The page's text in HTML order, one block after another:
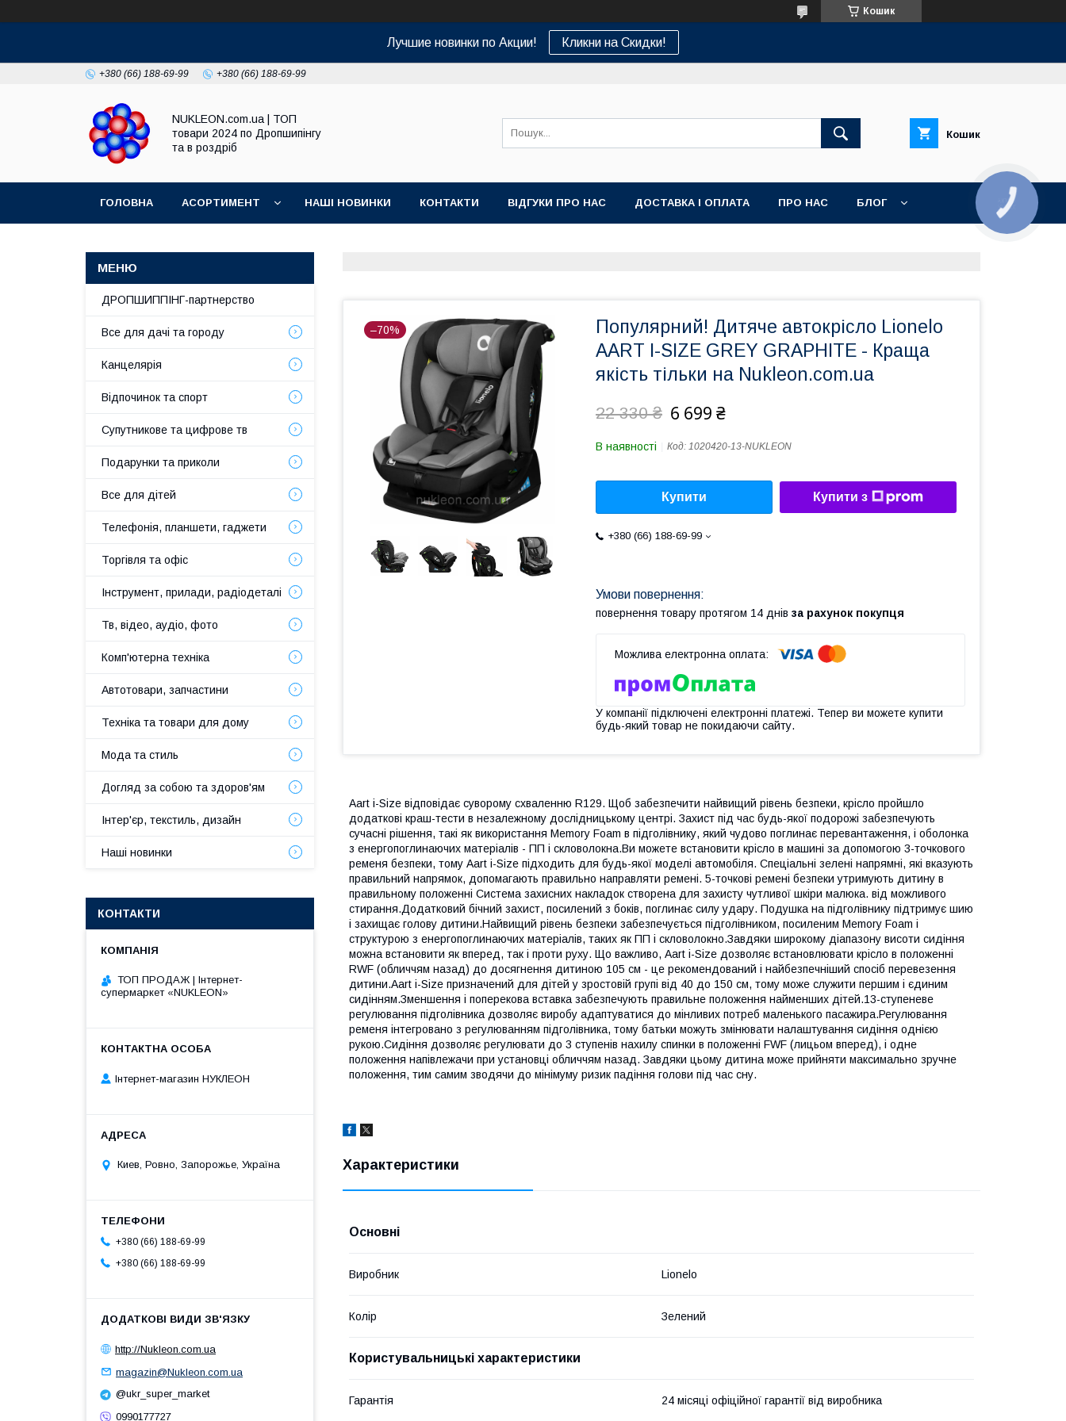
Кошик
Лучшие новинки по Акции! Кликни на Скидки!
+380 (66) 188-69-99 +380 (66) 188-69-99
NUKLEON.com.ua | ТОП
товари 2024 по Дропшипінгу
та в роздріб
Кошик
ГОЛОВНА АСОРТИМЕНТ НАШІ НОВИНКИ КОНТАКТИ ВІДГУКИ ПРО НАС ДОСТАВКА І ОПЛАТА ПРО НАС БЛОГ
–70%
Популярний! Дитяче автокрісло Lionelo
AART I-SIZE GREY GRAPHITE - Краща
якість тільки на Nukleon.com.ua
22 330 ₴ 6 699 ₴
В наявності Код: 1020420-13-NUKLEON
Купити Купити з
+380 (66) 188-69-99
повернення товару протягом 14 днів за рахунок покупця
У компанії підключені електронні платежі. Тепер ви можете купити
будь-який товар не покидаючи сайту.
Aart i-Size відповідає суворому схваленню R129. Щоб забезпечити найвищий рівень безпеки, крісло пройшло
додаткові краш-тести в незалежному дослідницькому центрі. Захист під час будь-якої подорожі забезпечують
сучасні рішення, такі як використання Memory Foam в підголівнику, який чудово поглинає перевантаження, і оболонка
з енергопоглинаючих матеріалів - ПП і скловолокна.Ви можете встановити крісло в машині за допомогою 3-точкового
ременя безпеки, тому Aart i-Size підходить для будь-якої моделі автомобіля. Спеціальні зелені напрямні, які вказують
правильний напрямок, допомагають правильно направляти ремені. 5-точкові ремені безпеки утримують дитину в
правильному положенні Система захисних накладок створена для захисту чутливої шкіри малюка. від можливого
стирання.Додатковий бічний захист, посилений з боків, поглинає силу удару. Подушка на підголівнику підтримує шию
і захищає голову дитини.Найвищий рівень безпеки забезпечується підголівником, посиленим Memory Foam і
структурою з енергопоглинаючих матеріалів, таких як ПП і скловолокно.Завдяки широкому діапазону висоти сидіння
можна встановити як вперед, так і проти руху. Що важливо, Aart i-Size дозволяє встановлювати крісло в положенні
RWF (обличчям назад) до досягнення дитиною 105 см - це рекомендований і найбезпечніший спосіб перевезення
дитини.Aart i-Size призначений для дітей у зростовій групі від 40 до 150 см, тому може служити першим і єдиним
сидінням.Зменшення і поперекова вставка забезпечують правильне положення найменших дітей.13-ступеневе
регулювання підголівника дозволяє виробу адаптуватися до мінливих потреб маленького пасажира.Регулювання
ременя інтегровано з регулюванням підголівника, тому батьки можуть змінювати налаштування сидіння однією
рукою.Сидіння дозволяє регулювати до 3 ступенів нахилу спинки в положенні FWF (лицьом вперед), і одне
положення напівлежачи при установці обличчям назад. Завдяки цьому дитина може прийняти максимально зручне
положення, тим самим зводячи до мінімуму ризик падіння голови під час сну.
Характеристики
Основні
Виробник Lionelo
Колір Зелений
Користувальницькі характеристики
Гарантія 24 місяці офіційної гарантії від виробника
ДРОПШИППІНГ-партнерство
Все для дачі та городу
Канцелярія
Відпочинок та спорт
Супутникове та цифрове тв
Подарунки та приколи
Все для дітей
Телефонія, планшети, гаджети
Торгівля та офіс
Інструмент, прилади, радіодеталі
Тв, відео, аудіо, фото
Комп'ютерна техніка
Автотовари, запчастини
Техніка та товари для дому
Мода та стиль
Догляд за собою та здоров'ям
Інтер'єр, текстиль, дизайн
Наші новинки
КОНТАКТИ
ТОП ПРОДАЖ | Інтернет-
супермаркет «NUKLEON»
Інтернет-магазин НУКЛЕОН
Киев, Ровно, Запорожье, Україна
+380 (66) 188-69-99
+380 (66) 188-69-99
http://Nukleon.com.ua
magazin@Nukleon.com.ua
@ukr_super_market
0990177727